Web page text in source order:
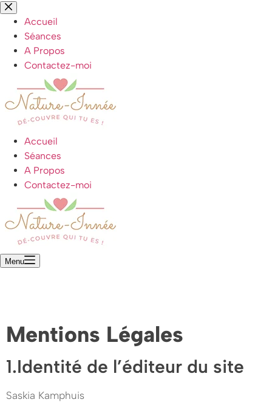
Accueil
Séances
A Propos
Contactez-moi
Accueil
Séances
A Propos
Contactez-moi
Menu
Mentions Légales
1.Identité de l’éditeur du site
Saskia Kamphuis